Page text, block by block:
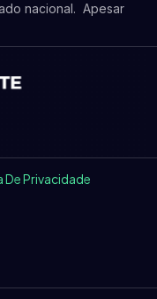
nacional. Apesar
De Privacidade